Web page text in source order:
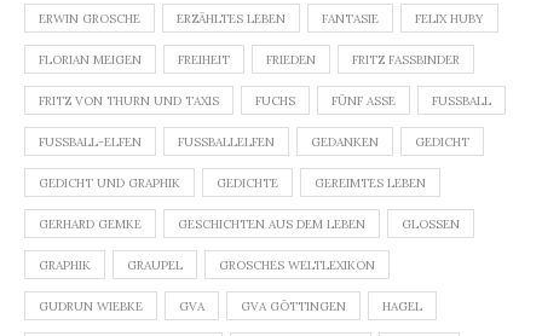
ERWIN GROSCHE ERZÄHLTES LEBEN FANTASIE FELIX HUBY
FLORIAN MEIGEN FREIHEIT FRIEDEN FRITZ FASSBINDER
FRITZ VON THURN UND TAXIS FUCHS FÜNF ASSE FUSSBALL
FUSSBALL-ELFEN FUSSBALLELFEN GEDANKEN GEDICHT
GEDICHT UND GRAPHIK GEDICHTE GEREIMTES LEBEN
GERHARD GEMKE GESCHICHTEN AUS DEM LEBEN GLOSSEN
GRAPHIK GRAUPEL GROSCHES WELTLEXIKON
GUDRUN WIEBKE GVA GVA GÖTTINGEN HAGEL